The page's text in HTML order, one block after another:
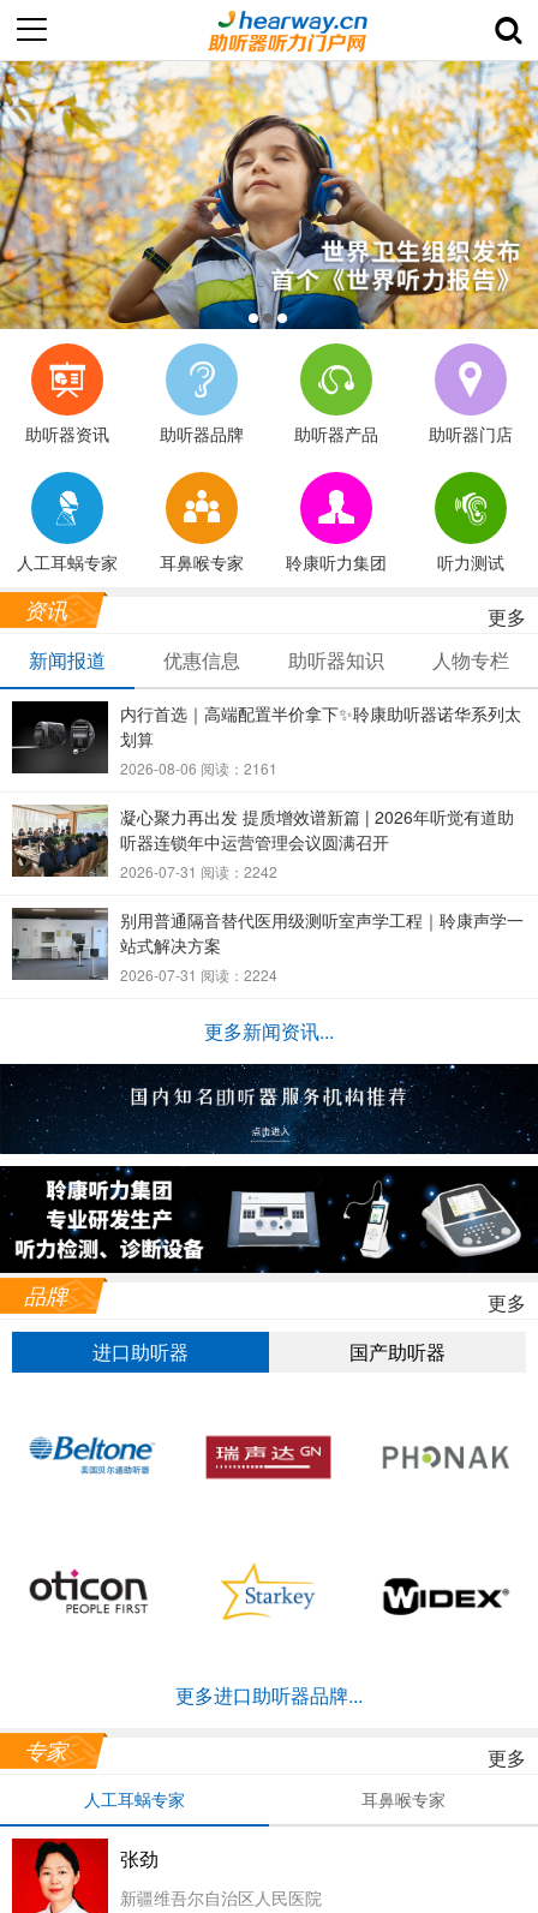
助听器资讯 助听器品牌 助听器产品 助听器门店
人工耳蜗专家 耳鼻喉专家 聆康听力集团 听力测试
资讯
更多
新闻报道
优惠信息 助听器知识 人物专栏
内行首选｜高端配置半价拿下✨聆康助听器诺华系列太
划算
2026-08-06 阅读：2161
凝心聚力再出发 提质增效谱新篇 | 2026年听觉有道助
听器连锁年中运营管理会议圆满召开
2026-07-31 阅读：2242
别用普通隔音替代医用级测听室声学工程｜聆康声学一
站式解决方案
2026-07-31 阅读：2224
更多新闻资讯...
品牌
更多
进口助听器
国产助听器
更多进口助听器品牌...
专家 更多
人工耳蜗专家 耳鼻喉专家
张劲
新疆维吾尔自治区人民医院